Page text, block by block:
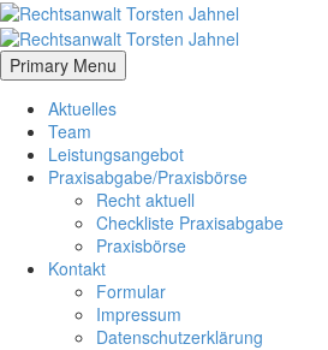
Primary Menu
Aktuelles
Team
Leistungsangebot
Praxisabgabe/Praxisbörse
Recht aktuell
Checkliste Praxisabgabe
Praxisbörse
Kontakt
Formular
Impressum
Datenschutzerklärung